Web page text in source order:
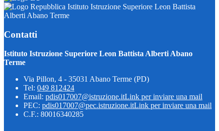
Istituto Istruzione Superiore Leon Battista
Alberti Abano Terme
Contatti
Istituto Istruzione Superiore Leon Battista Alberti Abano
Terme
Via Pillon, 4 - 35031 Abano Terme (PD)
Tel: 049 812424
Email: pdis017007@istruzione.itLink per inviare una mail
PEC: pdis017007@pec.istruzione.itLink per inviare una mail
C.F.: 80016340285